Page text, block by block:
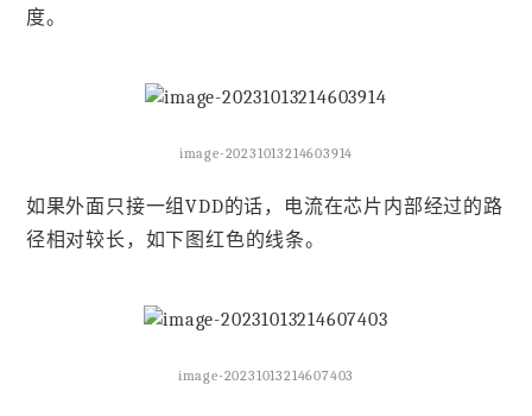
度。
image-20231013214603914
如果外面只接一组VDD的话，电流在芯片内部经过的路
径相对较长，如下图红色的线条。
image-20231013214607403